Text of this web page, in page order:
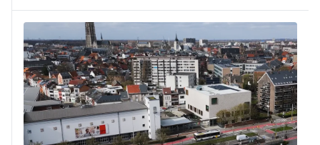
komt, terwijl u maximaal bespaart op energiekosten.